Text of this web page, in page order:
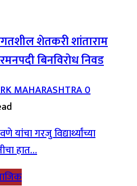
शेतकरी शांताराम
बिनविरोध निवड
MAHARASHTRA0